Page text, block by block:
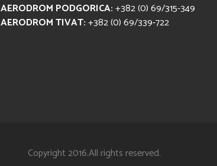
AERODROM PODGORICA:+382 (0) 69/315-349
AERODROM TIVAT:+382 (0) 69/339-722
Copyright 2016.All rights reserved.